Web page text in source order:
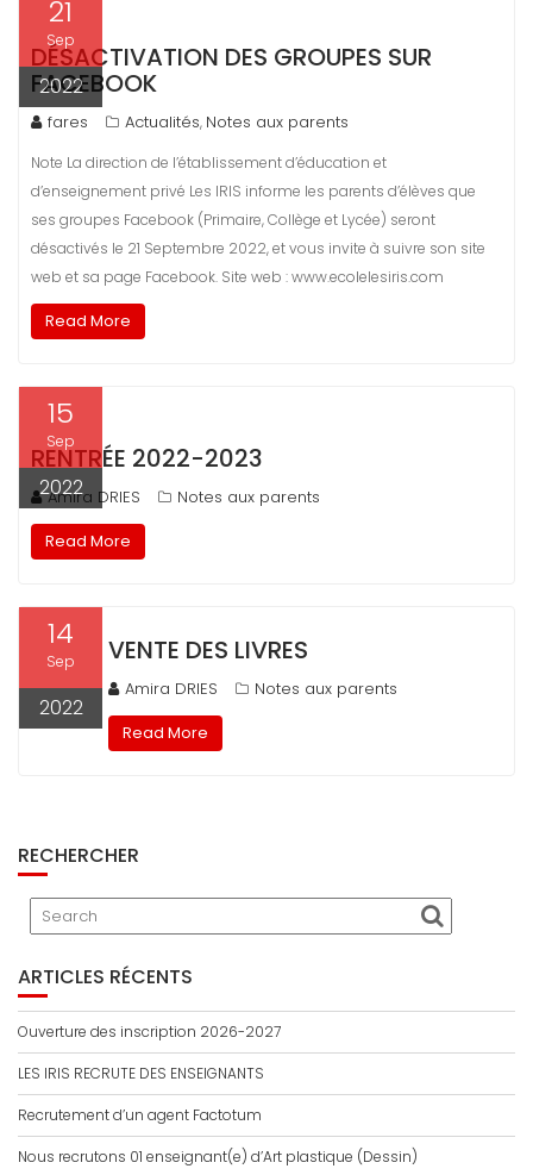
21
Sep
2022
DÉSACTIVATION DES GROUPES SUR
FACEBOOK
fares Actualités, Notes aux parents
Note La direction de l’établissement d’éducation et
d’enseignement privé Les IRIS informe les parents d’élèves que
ses groupes Facebook (Primaire, Collège et Lycée) seront
désactivés le 21 Septembre 2022, et vous invite à suivre son site
web et sa page Facebook. Site web : www.ecolelesiris.com
Read More
15
Sep
2022
RENTRÉE 2022-2023
Amira DRIES
Notes aux parents
Read More
14
Sep
2022
VENTE DES LIVRES
Amira DRIES
Notes aux parents
Read More
RECHERCHER
ARTICLES RÉCENTS
Ouverture des inscription 2026-2027
LES IRIS RECRUTE DES ENSEIGNANTS
Recrutement d’un agent Factotum
Nous recrutons 01 enseignant(e) d’Art plastique (Dessin)